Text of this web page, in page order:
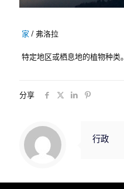
家 / 弗洛拉
特定地区或栖息地的植物种类。
分享
行政